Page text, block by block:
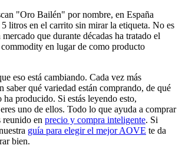
"Oro Bailén" por nombre, en España
5 litros en el carrito sin mirar la etiqueta. No es
que durante décadas ha tratado el
en lugar de como producto
eso está cambiando. Cada vez más
saber qué variedad están comprando, de qué
ha producido. Si estás leyendo esto,
uno de ellos. Todo lo que ayuda a comprar
en precio y compra inteligente. Si
guía para elegir el mejor AOVE te da
bien.